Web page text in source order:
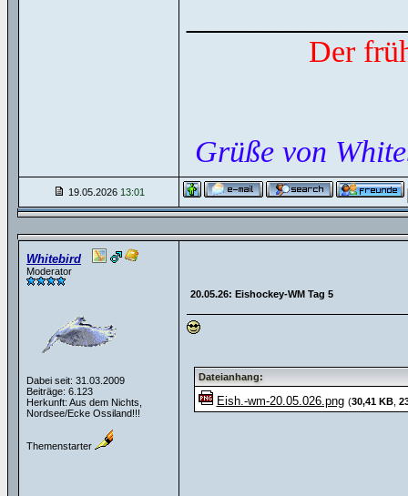
Der
Grüße von
19.05.2026 13:01
Whitebird
Moderator
Dabei seit: 31.03.2009
Beiträge: 6.123
Herkunft: Aus dem Nichts,
Nordsee/Ecke Ossiland!!!
Themenstarter
20.05.26: Eishockey-WM Tag 5
Dateianhang:
Eish.-wm-20.05.026.png (30,41 KB,